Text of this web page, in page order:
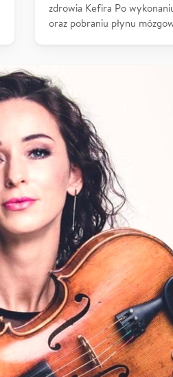
zdrowia Kefira Po
oraz pobraniu płynu